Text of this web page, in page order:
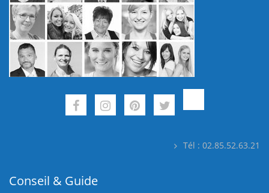
Tél : 02.85.52.63.21
Conseil & Guide